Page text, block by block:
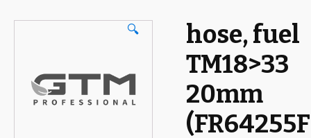
🔍
hose, fuel
TM18>33
20mm